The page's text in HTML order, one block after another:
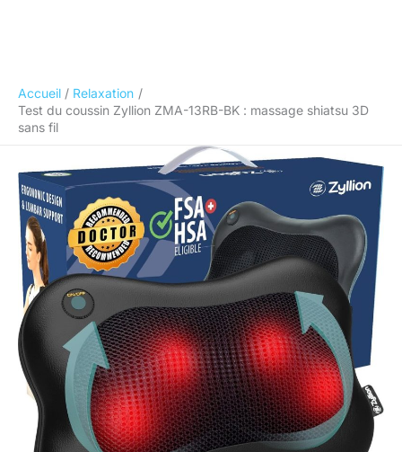
Accueil
Relaxation
Test du coussin Zyllion ZMA-13RB-BK : massage shiatsu 3D
sans fil